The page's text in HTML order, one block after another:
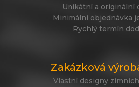
Unikátní a originální
Minimální objednávka
Rychlý termín
Zakázková
Vlastní designy